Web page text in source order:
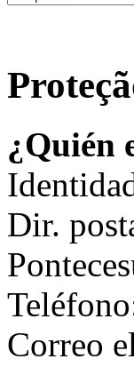
¿Quién
Dir.
Correo